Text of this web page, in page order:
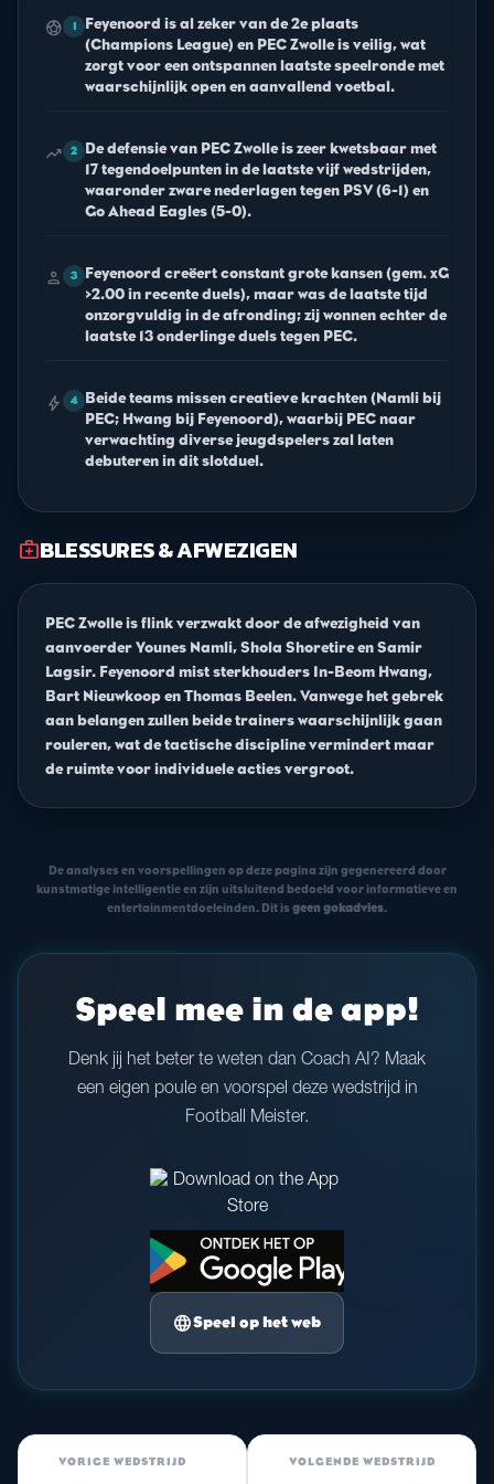
sports_soccer 1
Feyenoord is al zeker van de 2e plaats
(Champions League) en PEC Zwolle is veilig, wat
zorgt voor een ontspannen laatste speelronde met
waarschijnlijk open en aanvallend voetbal.
trending_up 2
De defensie van PEC Zwolle is zeer kwetsbaar met
17 tegendoelpunten in de laatste vijf wedstrijden,
waaronder zware nederlagen tegen PSV (6-1) en
Go Ahead Eagles (5-0).
person 3
Feyenoord creëert constant grote kansen (gem. xG
>2.00 in recente duels), maar was de laatste tijd
onzorgvuldig in de afronding; zij wonnen echter de
laatste 13 onderlinge duels tegen PEC.
bolt 4
Beide teams missen creatieve krachten (Namli bij
PEC; Hwang bij Feyenoord), waarbij PEC naar
verwachting diverse jeugdspelers zal laten
debuteren in dit slotduel.
medical_servicesBLESSURES & AFWEZIGEN
PEC Zwolle is flink verzwakt door de afwezigheid van
aanvoerder Younes Namli, Shola Shoretire en Samir
Lagsir. Feyenoord mist sterkhouders In-Beom Hwang,
Bart Nieuwkoop en Thomas Beelen. Vanwege het gebrek
aan belangen zullen beide trainers waarschijnlijk gaan
rouleren, wat de tactische discipline vermindert maar
de ruimte voor individuele acties vergroot.
De analyses en voorspellingen op deze pagina zijn gegenereerd door
kunstmatige intelligentie en zijn uitsluitend bedoeld voor informatieve en
entertainmentdoeleinden. Dit is geen gokadvies.
Speel mee in de app!
Denk jij het beter te weten dan Coach AI? Maak
een eigen poule en voorspel deze wedstrijd in
Football Meister.
languageSpeel op het web
VORIGE WEDSTRIJD VOLGENDE WEDSTRIJD